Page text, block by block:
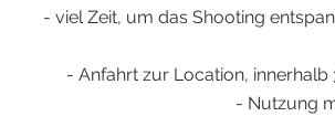
- viel Zeit, um das Shooting
- Anfahrt zur Location,
- Nutzung